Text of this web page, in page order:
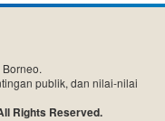
publik, dan nilai-nilai
Rights Reserved.